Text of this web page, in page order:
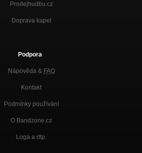
Prodejhudbu.cz
Doprava kapel
Podpora
Nápověda & FAQ
Kontakt
Podmínky používání
O Bandzone.cz
Loga a dtp.